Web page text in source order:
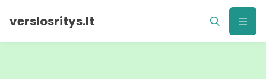
verslosritys.lt